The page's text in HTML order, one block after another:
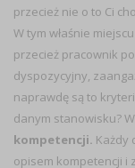
przecież nie o to Ci
W tym właśnie
przecież pracownik
dyspozycyjny,
naprawdę są to
danym stanowisku?
kompetencji. Każdy
opisem kompetencji i